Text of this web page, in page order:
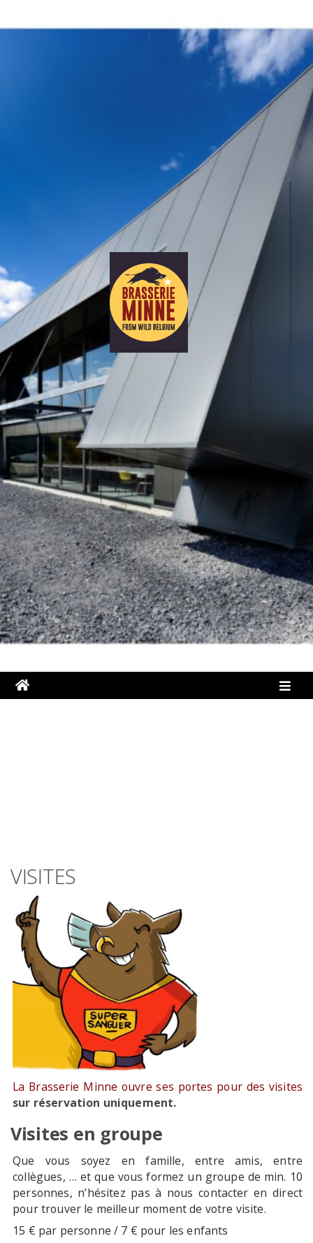
VISITES
La Brasserie Minne ouvre ses portes pour des visites
sur réservation uniquement.
Visites en groupe
Que vous soyez en famille, entre amis, entre
collègues, … et que vous formez un groupe de min. 10
personnes, n’hésitez pas à nous contacter en direct
pour trouver le meilleur moment de votre visite.
15 € par personne / 7 € pour les enfants